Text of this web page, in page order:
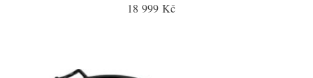
18 999 Kč